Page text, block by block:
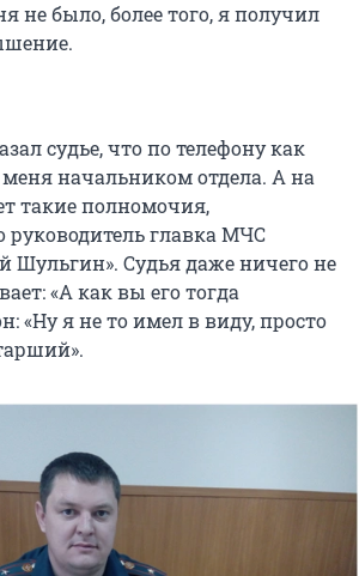
не было, более того, я получил
судье, что по телефону как
начальником отдела. А на
такие полномочия,
руководитель главка МЧС
Шульгин». Судья даже ничего не
«А как вы его тогда
«Ну я не то имел в виду, просто